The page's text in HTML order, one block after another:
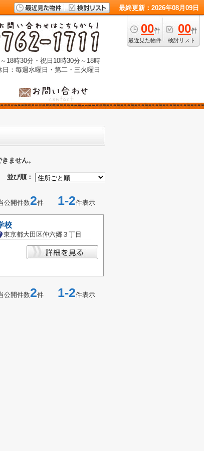
最終更新：2026年08月09日
00件
最近見た物件
00件
検討リスト
18時30分・祝日10時30分～18時
日：毎週水曜日・第二・三火曜日
ません。
並び順：
公開件数2件 1-2件表示
校
東京都大田区仲六郷３丁目
公開件数2件 1-2件表示